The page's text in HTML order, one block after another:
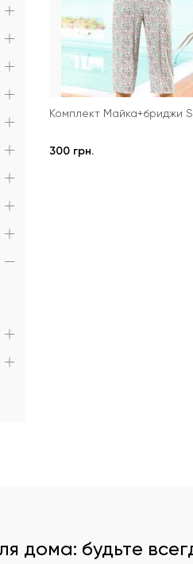
Комплект Майка+бриджи
300 грн.
дома: будьте